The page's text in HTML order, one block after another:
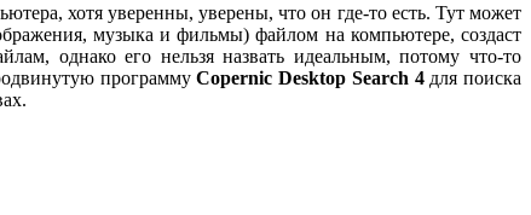
хотя уверенны, уверены, что он где-то есть. Тут может
музыка и фильмы) файлом на компьютере, создаст
однако его нельзя назвать идеальным, потому что-то
программуCopernic Desktop Search 4для поиска